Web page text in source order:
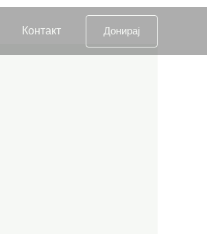
Контакт Донирај